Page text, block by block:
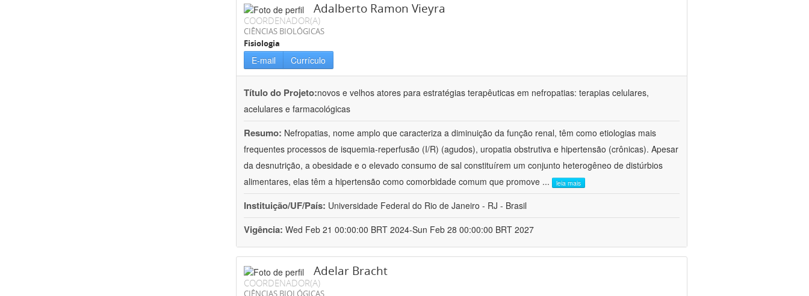
Adalberto Ramon Vieyra
COORDENADOR(A)
CIÊNCIAS BIOLÓGICAS
Fisiologia
E-mail Currículo
Título do Projeto:novos e velhos atores para estratégias terapêuticas em nefropatias: terapias celulares,
acelulares e farmacológicas
Resumo: Nefropatias, nome amplo que caracteriza a diminuição da função renal, têm como etiologias mais
frequentes processos de isquemia-reperfusão (I/R) (agudos), uropatia obstrutiva e hipertensão (crônicas). Apesar
da desnutrição, a obesidade e o elevado consumo de sal constituírem um conjunto heterogêneo de distúrbios
alimentares, elas têm a hipertensão como comorbidade comum que promove ... leia mais
Instituição/UF/País: Universidade Federal do Rio de Janeiro - RJ - Brasil
Vigência: Wed Feb 21 00:00:00 BRT 2024-Sun Feb 28 00:00:00 BRT 2027
Adelar Bracht
COORDENADOR(A)
CIÊNCIAS BIOLÓGICAS